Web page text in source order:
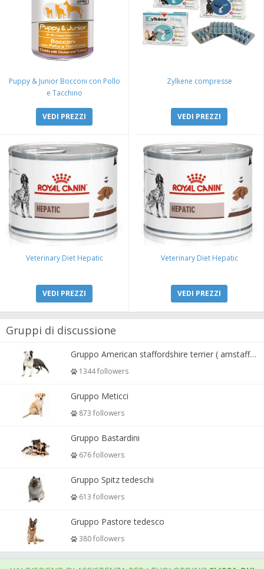
Puppy & Junior Bocconi con Pollo
e Tacchino
VEDI PREZZI
Zylkene compresse
VEDI PREZZI
Veterinary Diet Hepatic
VEDI PREZZI
Veterinary Diet Hepatic
VEDI PREZZI
Gruppi di discussione
Gruppo American staffordshire terrier ( amstaff, amastaff )
1344 followers
Gruppo Meticci
873 followers
Gruppo Bastardini
676 followers
Gruppo Spitz tedeschi
613 followers
Gruppo Pastore tedesco
380 followers